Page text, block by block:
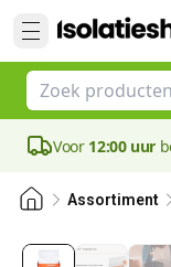
Voor 12:00 uur
Assortiment